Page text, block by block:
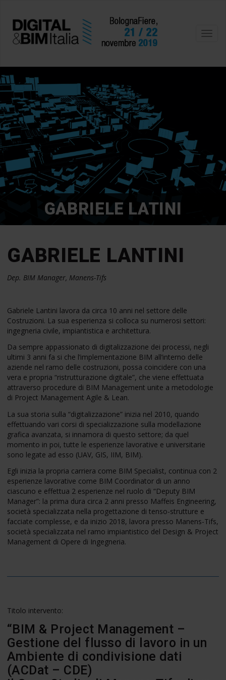
GABRIELE LATINI
GABRIELE LANTINI
Dep. BIM Manager, Manens-Tifs
Gabriele Lantini lavora da circa 10 anni nel settore delle
Costruzioni. La sua esperienza si colloca su numerosi settori:
ingegneria civile, impiantistica e architettura.
Da sempre appassionato di digitalizzazione dei processi, negli
ultimi 3 anni fa si che l’implementazione BIM all’interno delle
aziende nel ramo delle costruzioni, possa coincidere con una
vera e propria “ristrutturazione digitale”, che viene effettuata
attraverso procedure di BIM Management unite a metodologie
di Project Management Agile & Lean.
La sua storia sulla “digitalizzazione” inizia nel 2010, quando
effettuando vari corsi di specializzazione sulla modellazione
grafica avanzata, si innamora di questo settore; da quel
momento in poi, tutte le esperienze lavorative e universitarie
sono legate ad esso (UAV, GIS, IIM, BIM).
Egli inizia la propria carriera come BIM Specialist, continua con 2
esperienze lavorative come BIM Coordinator di un anno
ciascuno e effettua 2 esperienze nel ruolo di “Deputy BIM
Manager”: la prima dura circa 2 anni presso Maffeis Engineering,
società specializzata nella progettazione di tenso-strutture e
facciate complesse, e da inizio 2018, lavora presso Manens-Tifs,
società specializzata nel ramo impiantistico del Design & Project
Management di Opere di Ingegneria.
Titolo intervento:
“BIM & Project Management –
Gestione del flusso di lavoro in un
Ambiente di condivisione dati
(ACDat – CDE)